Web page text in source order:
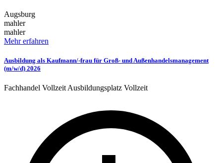
Augsburg
mahler
mahler
Mehr erfahren
Ausbildung als Kaufmann/-frau für Groß- und Außenhandelsmanagement
(m/w/d) 2026
Fachhandel Vollzeit Ausbildungsplatz Vollzeit